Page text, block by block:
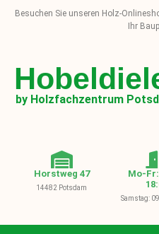
Besuchen Sie unseren Holz-
Ihr
by Holzfachzentrum
Horstweg 47
14482 Potsdam
Mo-
Samstag: